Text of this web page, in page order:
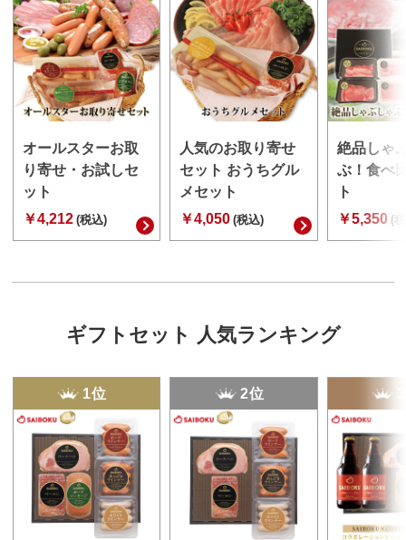
オールスターお取
り寄せ・お試しセ
ット
￥4,212 (税込)
人気のお取り寄せ
セット おうちグル
メセット
￥4,050 (税込)
絶品しゃ
ぶ！食べ
ト
￥5,350 (
ギフトセット 人気ランキング
1位 2位